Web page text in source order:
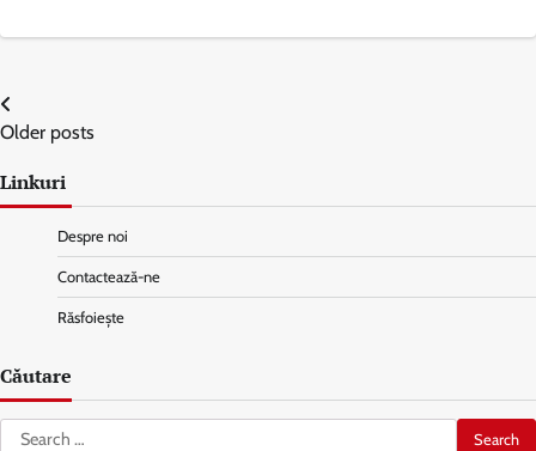
Posts
navigation
Older posts
Linkuri
Despre noi
Contactează-ne
Răsfoiește
Căutare
Search